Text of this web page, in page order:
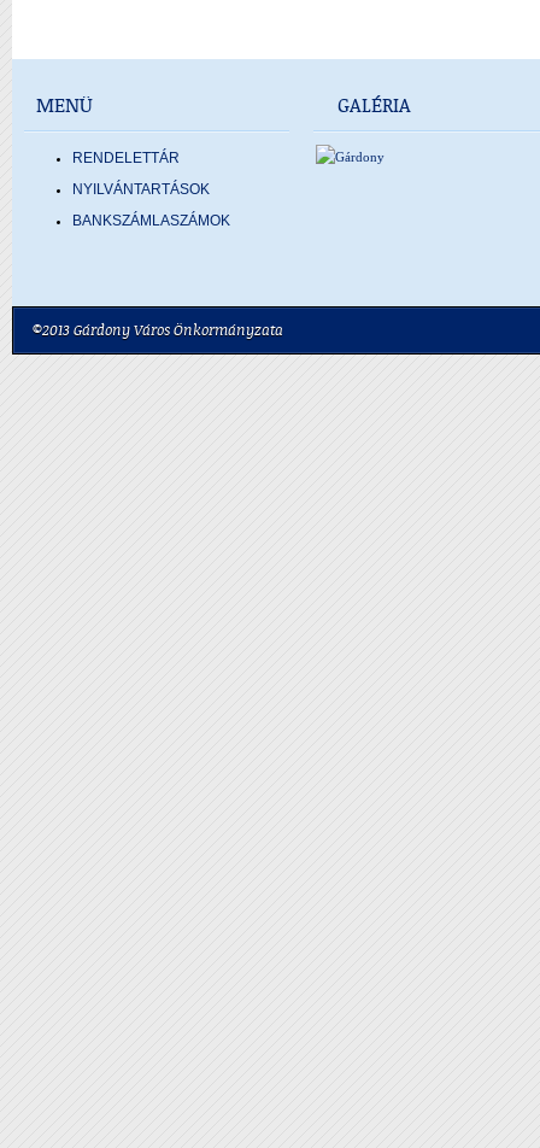
MENÜ
RENDELETTÁR
NYILVÁNTARTÁSOK
BANKSZÁMLASZÁMOK
GALÉRIA
©2013 Gárdony Város Önkormányzata